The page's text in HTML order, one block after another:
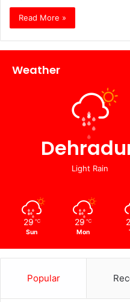
Read More »
Weather
Light Rain
29 ℃
Sun
29 ℃
Mon
Popular